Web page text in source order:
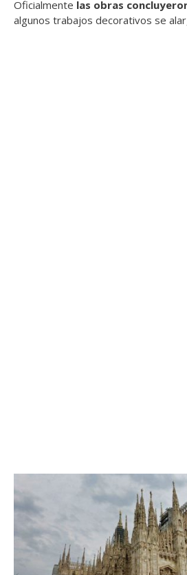
Oficialmente las obras
algunos trabajos decorativos se